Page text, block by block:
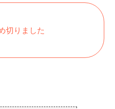
切りました